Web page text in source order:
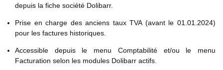
depuis la fiche société Dolibarr.
Prise en charge des anciens taux TVA (avant le 01.01.2024)
pour les factures historiques.
Accessible depuis le menu Comptabilité et/ou le menu
Facturation selon les modules Dolibarr actifs.